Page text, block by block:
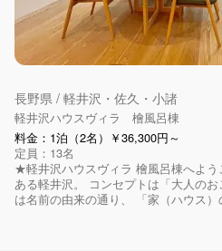
長野県 / 軽井沢・佐久・小諸
軽井沢ハウスヴィラ 檜風呂棟
料金：1泊（2名）￥36,300円～
定員：13名
★軽井沢ハウスヴィラ 檜風呂棟へよ
ある軽井沢。 コンセプトは「大人の
は名前の由来の通り、 「家（ハウス